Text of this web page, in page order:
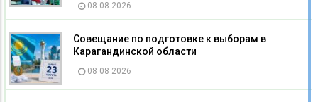
08 08 2026
Совещание по подготовке к выборам в
Карагандинской области
08 08 2026